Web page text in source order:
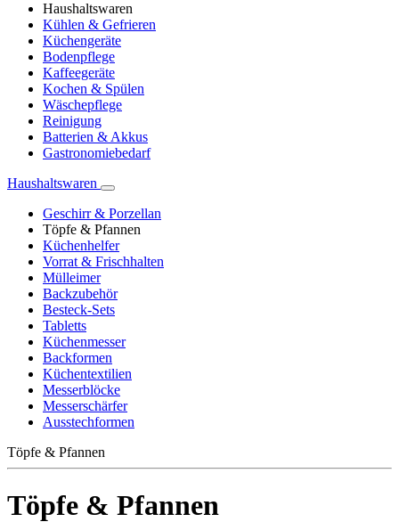
Haushaltswaren
Kühlen & Gefrieren
Küchengeräte
Bodenpflege
Kaffeegeräte
Kochen & Spülen
Wäschepflege
Reinigung
Batterien & Akkus
Gastronomiebedarf
Haushaltswaren
Geschirr & Porzellan
Töpfe & Pfannen
Küchenhelfer
Vorrat & Frischhalten
Mülleimer
Backzubehör
Besteck-Sets
Tabletts
Küchenmesser
Backformen
Küchentextilien
Messerblöcke
Messerschärfer
Ausstechformen
Töpfe & Pfannen
Töpfe & Pfannen